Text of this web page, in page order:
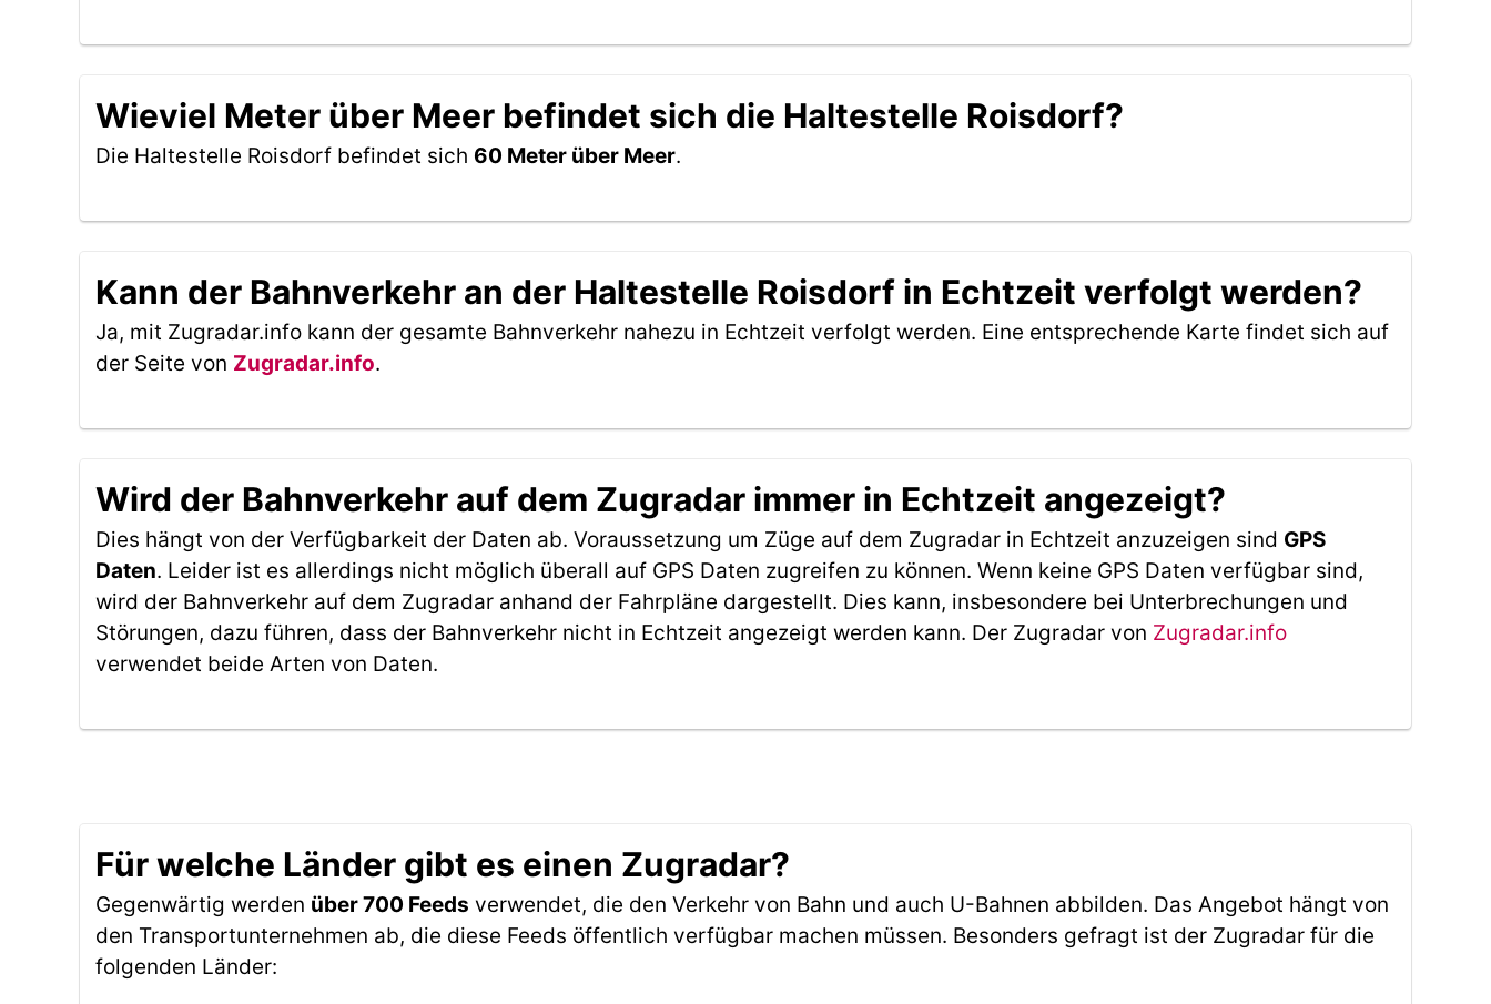
Wieviel Meter über Meer befindet sich die Haltestelle Roisdorf?
Die Haltestelle Roisdorf befindet sich 60 Meter über Meer.
Kann der Bahnverkehr an der Haltestelle Roisdorf in Echtzeit verfolgt werden?
Ja, mit Zugradar.info kann der gesamte Bahnverkehr nahezu in Echtzeit verfolgt werden. Eine entsprechende Karte findet sich auf
der Seite von Zugradar.info.
Wird der Bahnverkehr auf dem Zugradar immer in Echtzeit angezeigt?
Dies hängt von der Verfügbarkeit der Daten ab. Voraussetzung um Züge auf dem Zugradar in Echtzeit anzuzeigen sind GPS
Daten. Leider ist es allerdings nicht möglich überall auf GPS Daten zugreifen zu können. Wenn keine GPS Daten verfügbar sind,
wird der Bahnverkehr auf dem Zugradar anhand der Fahrpläne dargestellt. Dies kann, insbesondere bei Unterbrechungen und
Störungen, dazu führen, dass der Bahnverkehr nicht in Echtzeit angezeigt werden kann. Der Zugradar von Zugradar.info
verwendet beide Arten von Daten.
Für welche Länder gibt es einen Zugradar?
Gegenwärtig werden über 700 Feeds verwendet, die den Verkehr von Bahn und auch U-Bahnen abbilden. Das Angebot hängt von
den Transportunternehmen ab, die diese Feeds öffentlich verfügbar machen müssen. Besonders gefragt ist der Zugradar für die
folgenden Länder: